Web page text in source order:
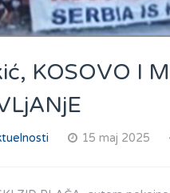
KOSOVO I
15 maj 2025